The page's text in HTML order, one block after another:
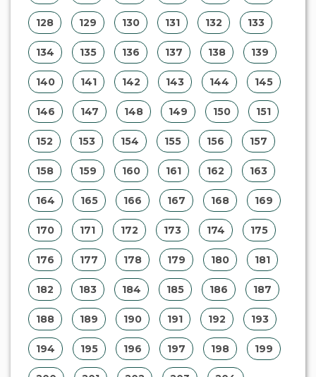
128 129 130 131 132 133
134 135 136 137 138 139
140 141 142 143 144 145
146 147 148 149 150 151
152 153 154 155 156 157
158 159 160 161 162 163
164 165 166 167 168 169
170 171 172 173 174 175
176 177 178 179 180 181
182 183 184 185 186 187
188 189 190 191 192 193
194 195 196 197 198 199